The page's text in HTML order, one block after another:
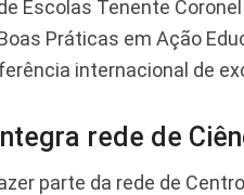
Escolas Tenente
Práticas em Ação
internacional de
rede de
parte da rede de